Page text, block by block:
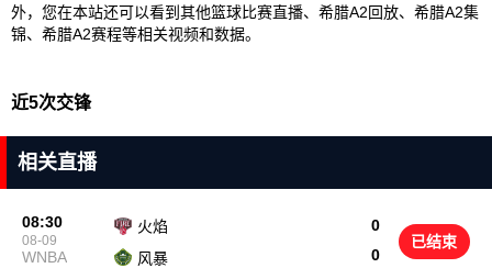
外，您在本站还可以看到其他篮球比赛直播、希腊A2回放、希腊A2集
锦、希腊A2赛程等相关视频和数据。
近5次交锋
相关直播
08:30
08-09
WNBA
火焰
0
0
风暴
已结束